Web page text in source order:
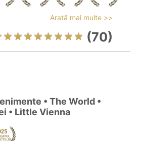
Arată mai multe >>
(70)
• The World •
• Little Vienna